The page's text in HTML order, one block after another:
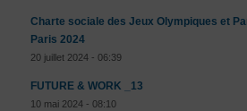
Charte sociale des Jeux Olympiques et
Paris 2024
20 juillet 2024 - 06:39
FUTURE & WORK _13
10 mai 2024 - 08:10